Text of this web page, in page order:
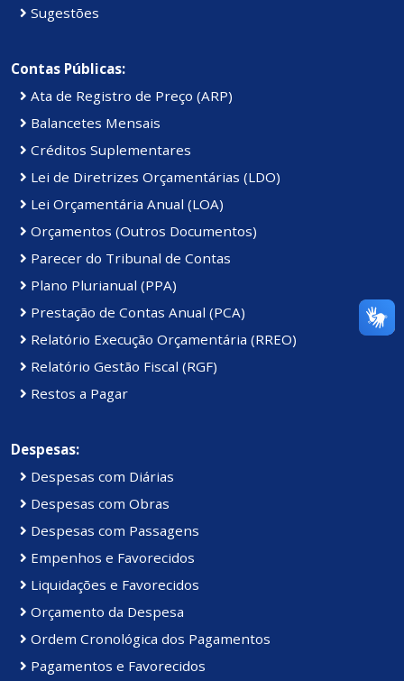
Sugestões
Contas Públicas:
Ata de Registro de Preço (ARP)
Balancetes Mensais
Créditos Suplementares
Lei de Diretrizes Orçamentárias (LDO)
Lei Orçamentária Anual (LOA)
Orçamentos (Outros Documentos)
Parecer do Tribunal de Contas
Plano Plurianual (PPA)
Prestação de Contas Anual (PCA)
Relatório Execução Orçamentária (RREO)
Relatório Gestão Fiscal (RGF)
Restos a Pagar
Despesas:
Despesas com Diárias
Despesas com Obras
Despesas com Passagens
Empenhos e Favorecidos
Liquidações e Favorecidos
Orçamento da Despesa
Ordem Cronológica dos Pagamentos
Pagamentos e Favorecidos